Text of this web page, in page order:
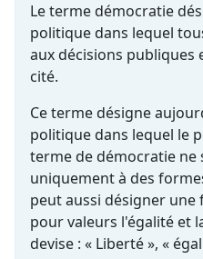
Le terme démocratie
politique dans lequel
aux décisions publiques
cité.
Ce terme désigne
politique dans lequel le
terme de démocratie ne
uniquement à des
peut aussi désigner
pour valeurs l'égalité et
devise : « Liberté », «